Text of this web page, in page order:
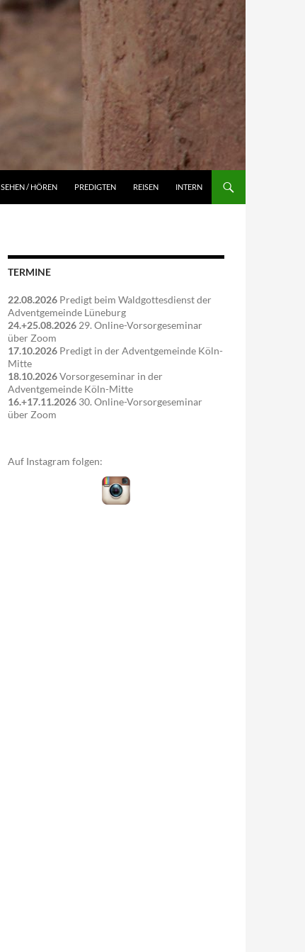
SEHEN / HÖREN PREDIGTEN REISEN INTERN
TERMINE
22.08.2026 Predigt beim Waldgottesdienst der
Adventgemeinde Lüneburg
24.+25.08.2026 29. Online-Vorsorgeseminar
über Zoom
17.10.2026 Predigt in der Adventgemeinde Köln-
Mitte
18.10.2026Vorsorgeseminar in der
Adventgemeinde Köln-Mitte
16.+17.11.2026 30. Online-Vorsorgeseminar
über Zoom
Auf Instagram folgen: